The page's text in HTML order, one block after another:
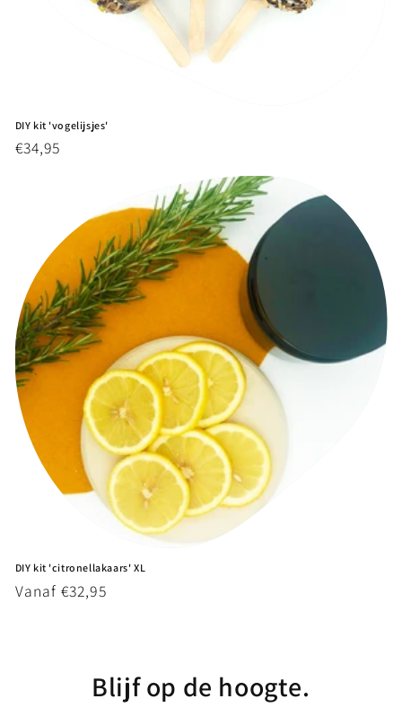
DIY kit 'vogelijsjes'
Normale
€34,95
DIY kit 'citronellakaars' XL
Normale
Vanaf €32,95
Blijf op de hoogte.